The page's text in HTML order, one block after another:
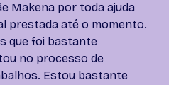
Makena por toda ajuda
prestada até o momento.
que foi bastante
no processo de
Estou bastante